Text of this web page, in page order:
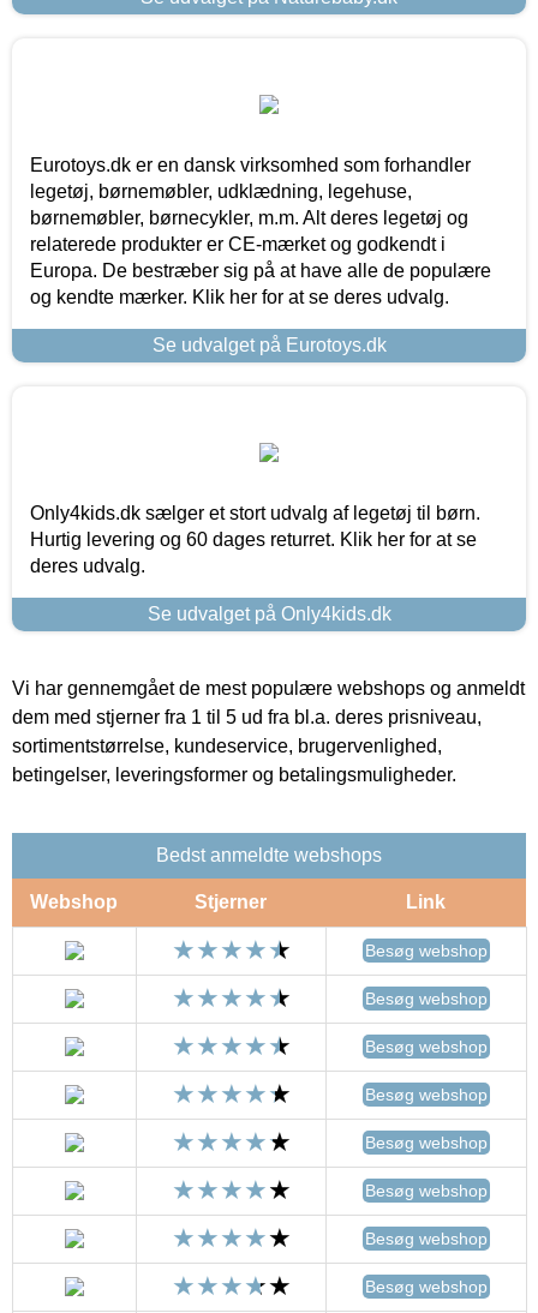
Eurotoys.dk er en dansk virksomhed som forhandler
legetøj, børnemøbler, udklædning, legehuse,
børnemøbler, børnecykler, m.m. Alt deres legetøj og
relaterede produkter er CE-mærket og godkendt i
Europa. De bestræber sig på at have alle de populære
og kendte mærker. Klik her for at se deres udvalg.
Se udvalget på Eurotoys.dk
Only4kids.dk sælger et stort udvalg af legetøj til børn.
Hurtig levering og 60 dages returret. Klik her for at se
deres udvalg.
Se udvalget på Only4kids.dk
Vi har gennemgået de mest populære webshops og anmeldt
dem med stjerner fra 1 til 5 ud fra bl.a. deres prisniveau,
sortimentstørrelse, kundeservice, brugervenlighed,
betingelser, leveringsformer og betalingsmuligheder.
Bedst anmeldte webshops
Webshop Stjerner Link
Besøg webshop
Besøg webshop
Besøg webshop
Besøg webshop
Besøg webshop
Besøg webshop
Besøg webshop
Besøg webshop